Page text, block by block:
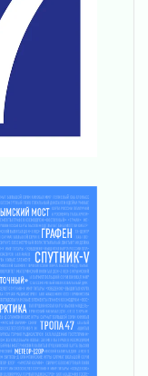
Кировском
как
жизни»
подготовку